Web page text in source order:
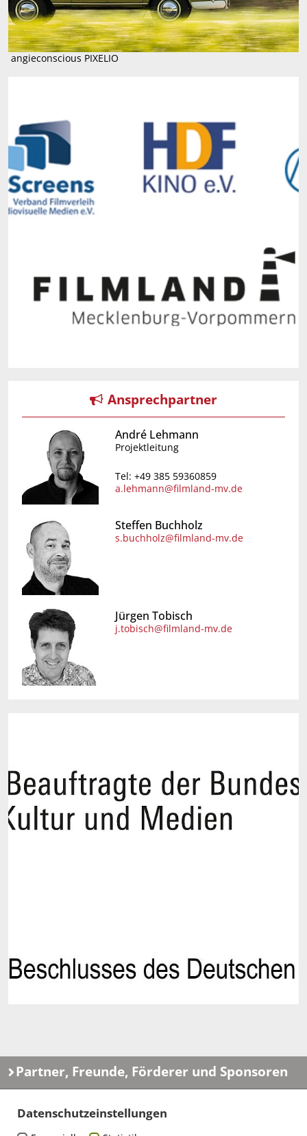
© angieconscious PIXELIO
Ansprechpartner
André Lehmann
Projektleitung
Tel: +49 385 59360859
a.lehmann@filmland-mv.de
Steffen Buchholz
s.buchholz@filmland-mv.de
Jürgen Tobisch
j.tobisch@filmland-mv.de
Partner, Freunde, Förderer und Sponsoren
Datenschutzeinstellungen